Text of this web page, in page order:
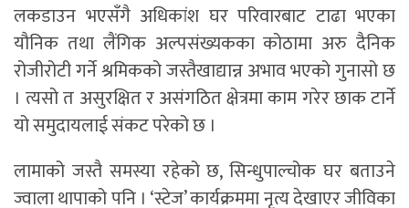
लकडाउन भएसँगै अधिकांश घर परिवारबाट टाढा भएका
यौनिक तथा लैंगिक अल्पसंख्यकका कोठामा अरु दैनिक
रोजीरोटी गर्ने श्रमिकको जस्तैखाद्यान्न अभाव भएको गुनासो छ
। त्यसो त असुरक्षित र असंगठित क्षेत्रमा काम गरेर छाक टार्ने
यो समुदायलाई संकट परेको छ ।
लामाको जस्तै समस्या रहेको छ, सिन्धुपाल्चोक घर बताउने
ज्वाला थापाको पनि । ‘स्टेज’ कार्यक्रममा नृत्य देखाएर जीविका